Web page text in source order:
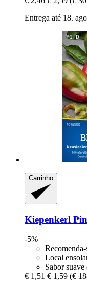
Entrega até 18.
Carrinho
Kiepenkerl
-5%
Local
Sabor
€ 1,51 € 1,59 (€